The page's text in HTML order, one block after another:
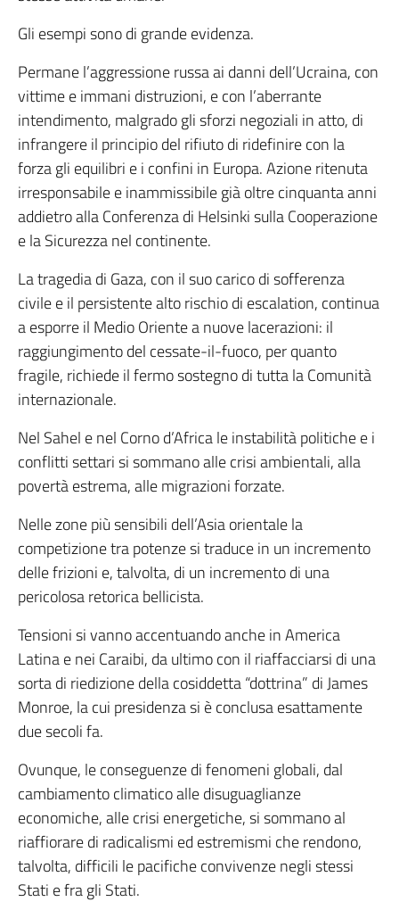
Gli esempi sono di grande evidenza.
Permane l’aggressione russa ai danni dell’Ucraina, con
vittime e immani distruzioni, e con l’aberrante
intendimento, malgrado gli sforzi negoziali in atto, di
infrangere il principio del rifiuto di ridefinire con la
forza gli equilibri e i confini in Europa. Azione ritenuta
irresponsabile e inammissibile già oltre cinquanta anni
addietro alla Conferenza di Helsinki sulla Cooperazione
e la Sicurezza nel continente.
La tragedia di Gaza, con il suo carico di sofferenza
civile e il persistente alto rischio di escalation, continua
a esporre il Medio Oriente a nuove lacerazioni: il
raggiungimento del cessate-il-fuoco, per quanto
fragile, richiede il fermo sostegno di tutta la Comunità
internazionale.
Nel Sahel e nel Corno d’Africa le instabilità politiche e i
conflitti settari si sommano alle crisi ambientali, alla
povertà estrema, alle migrazioni forzate.
Nelle zone più sensibili dell’Asia orientale la
competizione tra potenze si traduce in un incremento
delle frizioni e, talvolta, di un incremento di una
pericolosa retorica bellicista.
Tensioni si vanno accentuando anche in America
Latina e nei Caraibi, da ultimo con il riaffacciarsi di una
sorta di riedizione della cosiddetta “dottrina” di James
Monroe, la cui presidenza si è conclusa esattamente
due secoli fa.
Ovunque, le conseguenze di fenomeni globali, dal
cambiamento climatico alle disuguaglianze
economiche, alle crisi energetiche, si sommano al
riaffiorare di radicalismi ed estremismi che rendono,
talvolta, difficili le pacifiche convivenze negli stessi
Stati e fra gli Stati.